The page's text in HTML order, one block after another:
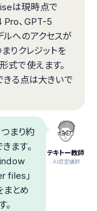
は現時点で
、GPT-5
へのアクセスが
まりクレジットを
式で使えます。
る点は大きいで
テキトー教師
.AI認定講師
まり約
ます。
files」
まとめ